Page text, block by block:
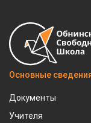
Основные
Документы
Учителя